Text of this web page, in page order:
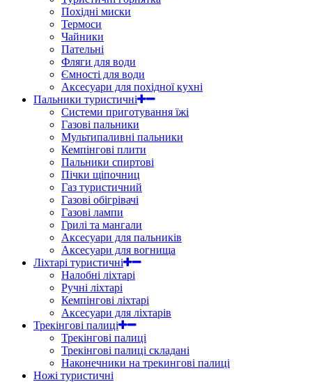
Похідні миски
Термоси
Чайники
Пательні
Фляги для води
Ємності для води
Аксесуари для похідної кухні
Пальники туристичні
Системи приготування їжі
Газові пальники
Мультипаливні пальники
Кемпінгові плити
Пальники спиртові
Пічки щіпочниц
Газ туристичний
Газові обігрівачі
Газові лампи
Грилі та мангали
Аксесуари для пальників
Аксесуари для вогнища
Ліхтарі туристичні
Налобні ліхтарі
Ручні ліхтарі
Кемпінгові ліхтарі
Аксесуари для ліхтарів
Трекінгові палиці
Трекінгові палиці
Трекінгові палиці складані
Наконечники на трекингові палиці
Ножі туристичні